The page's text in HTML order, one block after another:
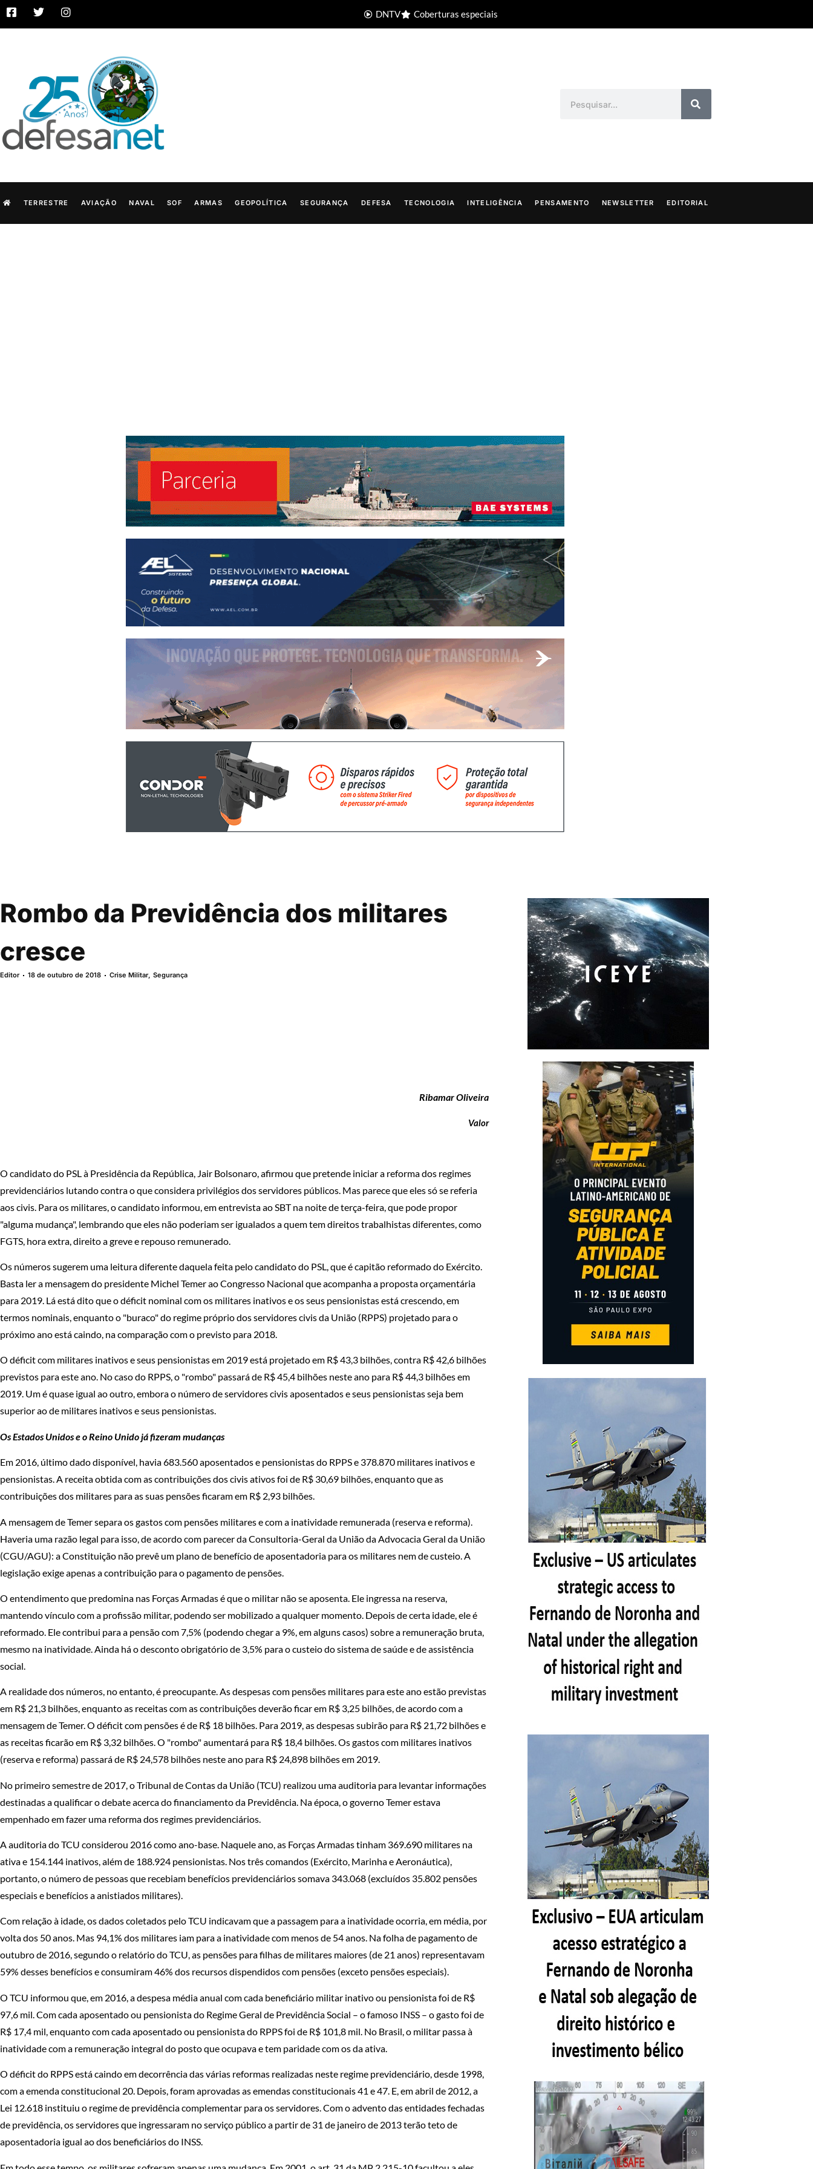
DNTV Coberturas especiais
TERRESTRE AVIAÇÃO NAVAL SOF ARMAS GEOPOLÍTICA SEGURANÇA DEFESA TECNOLOGIA INTELIGÊNCIA PENSAMENTO NEWSLETTER EDITORIAL
Rombo da Previdência dos militares
cresce
Editor 18 de outubro de 2018 Crise Militar,Segurança
Ribamar Oliveira
Valor
O candidato do PSL à Presidência da República, Jair Bolsonaro, afirmou que pretende iniciar a reforma dos regimes
previdenciários lutando contra o que considera privilégios dos servidores públicos. Mas parece que eles só se referia
aos civis. Para os militares, o candidato informou, em entrevista ao SBT na noite de terça-feira, que pode propor
"alguma mudança", lembrando que eles não poderiam ser igualados a quem tem direitos trabalhistas diferentes, como
FGTS, hora extra, direito a greve e repouso remunerado.
Os números sugerem uma leitura diferente daquela feita pelo candidato do PSL, que é capitão reformado do Exército.
Basta ler a mensagem do presidente Michel Temer ao Congresso Nacional que acompanha a proposta orçamentária
para 2019. Lá está dito que o déficit nominal com os militares inativos e os seus pensionistas está crescendo, em
termos nominais, enquanto o "buraco" do regime próprio dos servidores civis da União (RPPS) projetado para o
próximo ano está caindo, na comparação com o previsto para 2018.
O déficit com militares inativos e seus pensionistas em 2019 está projetado em R$ 43,3 bilhões, contra R$ 42,6 bilhões
previstos para este ano. No caso do RPPS, o "rombo" passará de R$ 45,4 bilhões neste ano para R$ 44,3 bilhões em
2019. Um é quase igual ao outro, embora o número de servidores civis aposentados e seus pensionistas seja bem
superior ao de militares inativos e seus pensionistas.
Os Estados Unidos e o Reino Unido já fizeram mudanças
Em 2016, último dado disponível, havia 683.560 aposentados e pensionistas do RPPS e 378.870 militares inativos e
pensionistas. A receita obtida com as contribuições dos civis ativos foi de R$ 30,69 bilhões, enquanto que as
contribuições dos militares para as suas pensões ficaram em R$ 2,93 bilhões.
A mensagem de Temer separa os gastos com pensões militares e com a inatividade remunerada (reserva e reforma).
Haveria uma razão legal para isso, de acordo com parecer da Consultoria-Geral da União da Advocacia Geral da União
(CGU/AGU): a Constituição não prevê um plano de benefício de aposentadoria para os militares nem de custeio. A
legislação exige apenas a contribuição para o pagamento de pensões.
O entendimento que predomina nas Forças Armadas é que o militar não se aposenta. Ele ingressa na reserva,
mantendo vínculo com a profissão militar, podendo ser mobilizado a qualquer momento. Depois de certa idade, ele é
reformado. Ele contribui para a pensão com 7,5% (podendo chegar a 9%, em alguns casos) sobre a remuneração bruta,
mesmo na inatividade. Ainda há o desconto obrigatório de 3,5% para o custeio do sistema de saúde e de assistência
social.
A realidade dos números, no entanto, é preocupante. As despesas com pensões militares para este ano estão previstas
em R$ 21,3 bilhões, enquanto as receitas com as contribuições deverão ficar em R$ 3,25 bilhões, de acordo com a
mensagem de Temer. O déficit com pensões é de R$ 18 bilhões. Para 2019, as despesas subirão para R$ 21,72 bilhões e
as receitas ficarão em R$ 3,32 bilhões. O "rombo" aumentará para R$ 18,4 bilhões. Os gastos com militares inativos
(reserva e reforma) passará de R$ 24,578 bilhões neste ano para R$ 24,898 bilhões em 2019.
No primeiro semestre de 2017, o Tribunal de Contas da União (TCU) realizou uma auditoria para levantar informações
destinadas a qualificar o debate acerca do financiamento da Previdência. Na época, o governo Temer estava
empenhado em fazer uma reforma dos regimes previdenciários.
A auditoria do TCU considerou 2016 como ano-base. Naquele ano, as Forças Armadas tinham 369.690 militares na
ativa e 154.144 inativos, além de 188.924 pensionistas. Nos três comandos (Exército, Marinha e Aeronáutica),
portanto, o número de pessoas que recebiam benefícios previdenciários somava 343.068 (excluídos 35.802 pensões
especiais e benefícios a anistiados militares).
Com relação à idade, os dados coletados pelo TCU indicavam que a passagem para a inatividade ocorria, em média, por
volta dos 50 anos. Mas 94,1% dos militares iam para a inatividade com menos de 54 anos. Na folha de pagamento de
outubro de 2016, segundo o relatório do TCU, as pensões para filhas de militares maiores (de 21 anos) representavam
59% desses benefícios e consumiram 46% dos recursos dispendidos com pensões (exceto pensões especiais).
O TCU informou que, em 2016, a despesa média anual com cada beneficiário militar inativo ou pensionista foi de R$
97,6 mil. Com cada aposentado ou pensionista do Regime Geral de Previdência Social – o famoso INSS – o gasto foi de
R$ 17,4 mil, enquanto com cada aposentado ou pensionista do RPPS foi de R$ 101,8 mil. No Brasil, o militar passa à
inatividade com a remuneração integral do posto que ocupava e tem paridade com os da ativa.
O déficit do RPPS está caindo em decorrência das várias reformas realizadas neste regime previdenciário, desde 1998,
com a emenda constitucional 20. Depois, foram aprovadas as emendas constitucionais 41 e 47. E, em abril de 2012, a
Lei 12.618 instituiu o regime de previdência complementar para os servidores. Com o advento das entidades fechadas
de previdência, os servidores que ingressaram no serviço público a partir de 31 de janeiro de 2013 terão teto de
aposentadoria igual ao dos beneficiários do INSS.